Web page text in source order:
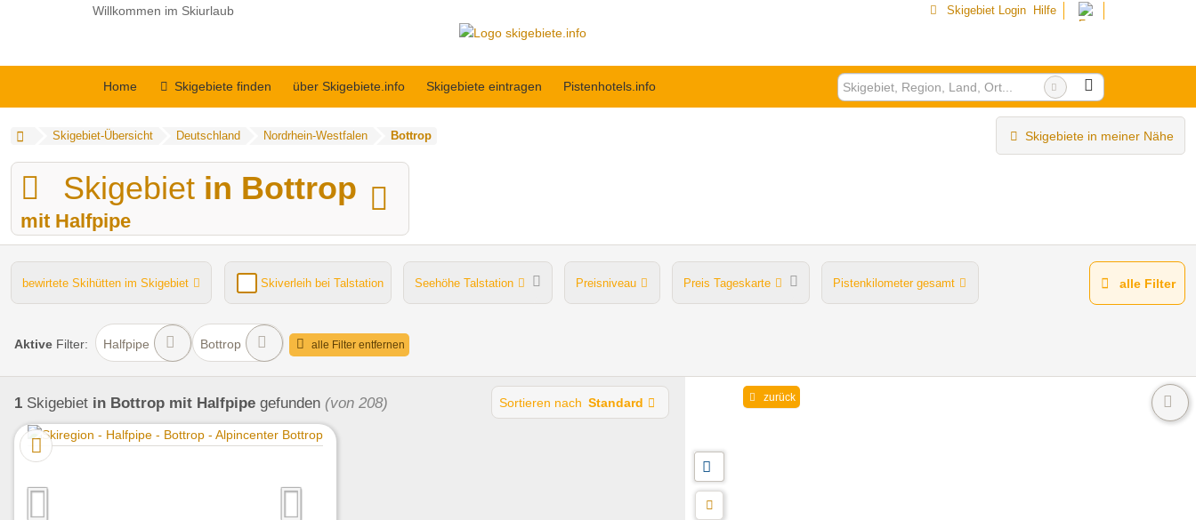
Willkommen im Skiurlaub Skigebiet Login Hilfe
Home Skigebiete finden über Skigebiete.info Skigebiete eintragen Pistenhotels.info
Skigebiet-Übersicht Deutschland Nordrhein-Westfalen Bottrop Skigebiete in meiner Nähe
Skigebiet in Bottrop
mit Halfpipe
bewirtete Skihütten im Skigebiet Skiverleih bei Talstation Seehöhe Talstation Preisniveau Preis Tageskarte Pistenkilometer gesamt
Kinder- / Übungshang Lifte gesamt Funpark Après Ski im Skigebiet
alle Filter
Aktive Filter: Halfpipe Bottrop alle Filter entfernen
1 Skigebiet in Bottrop mit Halfpipe gefunden (von 208) Sortieren nach Standard zurück